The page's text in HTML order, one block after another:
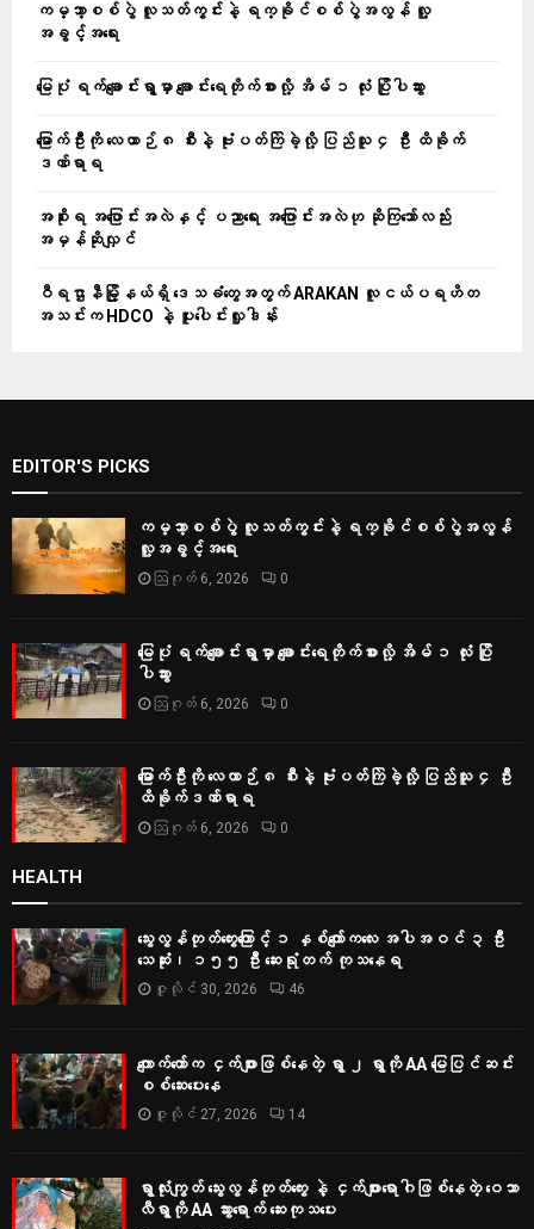
ကမ္ဘာ့စစ်ပွဲ လူသတ်ကွင်းနဲ့ ရက္ခိုင်စစ်ပွဲအလွန် လူ့
အခွင့်အရေး
မြေပုံ ရက်ချောင်းရွာမှာ ချောင်းရေတိုက်စားလို့ အိမ် ၁ လုံး ပြိုပါသွား
မြောက်ဦးကို လေယာဉ် ၈ စီးနဲ့ ဗုံးပတ်ကြဲခဲ့လို့ ပြည်သူ ၄ ဦး ထိခိုက်
ဒဏ်ရာရ
အစိုးရ အပြောင်းအလဲနှင့် ပညာရေး အပြောင်းအလဲဟု ဆိုကြသော်လည်း
အမှန်ဆိုလျှင်
ဝီရဌာနီမြို့နယ်ရှိ‌ ဒေသခံတွေအတွက် ARAKAN လူငယ်ပရဟိတ
အသင်းက HDCO နဲ့ ပူးပေါင်းလှူဒါန်း
EDITOR'S PICKS
ကမ္ဘာ့စစ်ပွဲ လူသတ်ကွင်းနဲ့ ရက္ခိုင်စစ်ပွဲအလွန်
လူ့အခွင့်အရေး
ဩဂုတ် 6, 2026 0
မြေပုံ ရက်ချောင်းရွာမှာ ချောင်းရေတိုက်စားလို့ အိမ် ၁ လုံး ပြို
ပါသွား
ဩဂုတ် 6, 2026 0
မြောက်ဦးကို လေယာဉ် ၈ စီးနဲ့ ဗုံးပတ်ကြဲခဲ့လို့ ပြည်သူ ၄ ဦး
ထိခိုက်ဒဏ်ရာရ
ဩဂုတ် 6, 2026 0
HEALTH
သွေးလွန်တုတ်ကွေးကြောင့် ၁ နှစ်ကျော်ကလေး အပါအဝင် ၃ ဦး
သေဆုံး၊ ၁၅၅ ဦး ဆေးရုံတက် ကုသနေရ
ဇူလိုင် 30, 2026 46
ကျောက်တော်က ငှက်ဖျားဖြစ်နေတဲ့ ရွာ ၂ ရွာကို AA မြေပြင်ဆင်း
စစ်‌ဆေးပေးနေ
ဇူလိုင် 27, 2026 14
ရွာလုံးကျွတ် သွေးလွန်တုတ်ကွေး နဲ့ ငှက်ဖျားရောဂါဖြစ်နေတဲ့ ဝေသာ
လီရွာကို AA သွားရောက် ဆေးကုသပေး